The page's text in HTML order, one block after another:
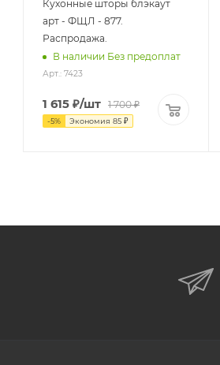
Кухонные шторы блэкаут
арт - ФЩЛ - 877.
Распродажа.
В наличии Без предоплат
Арт.: 7423
1 615 ₽/шт 1 700₽
-5% Экономия 85 ₽